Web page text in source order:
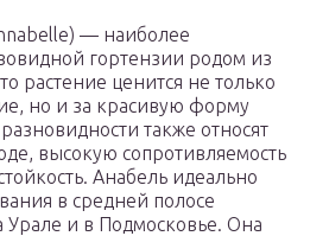
— наиболее
гортензии родом из
растение ценится не только
но и за красивую форму
также относят
высокую сопротивляемость
Анабель идеально
в средней полосе
Урале и в Подмосковье. Она